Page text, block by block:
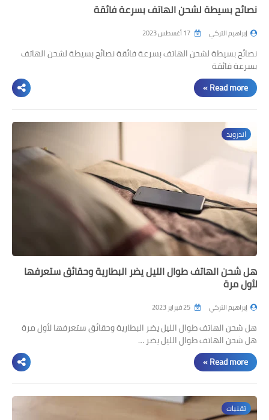
نصائح بسيطة لشحن الهاتف بسرعة فائقة
إبراهيم التركي
نصائح بسيطة لشحن الهاتف بسرعة فائقة نصائح بسيطة لشحن الهاتف
بسرعة فائقة
Read more »
اندرويد
هل شحن الهاتف طوال الليل يضر البطارية وحقائق ستعرفها
لأول مرة
إبراهيم التركي
هل شحن الهاتف طوال الليل يضر البطارية وحقائق ستعرفها لأول مرة
هل شحن الهاتف طوال الليل يضر …
Read more »
تقنيات